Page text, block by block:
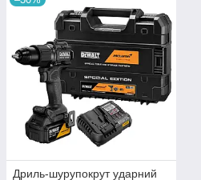
Дриль-шурупокрут ударний